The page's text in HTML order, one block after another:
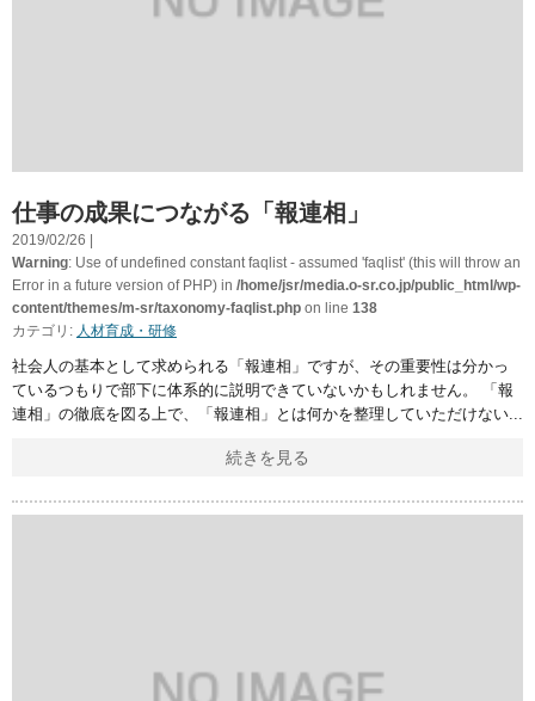
仕事の成果につながる「報連相」
2019/02/26 |
Warning: Use of undefined constant faqlist - assumed 'faqlist' (this will throw an
Error in a future version of PHP) in /home/jsr/media.o-sr.co.jp/public_html/wp-
content/themes/m-sr/taxonomy-faqlist.php on line 138
カテゴリ: 人材育成・研修
社会人の基本として求められる「報連相」ですが、その重要性は分かっ
ているつもりで部下に体系的に説明できていないかもしれません。 「報
連相」の徹底を図る上で、「報連相」とは何かを整理していただけない
続きを見る